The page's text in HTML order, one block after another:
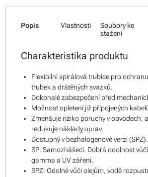
Popis Vlastnosti
Soubory ke
stažení
Charakteristika produktu
Flexibilní spirálová trubice pro
trubek a drátěných svazků.
Dokonalé zabezpečení před
Možnost opletení již připojených
Zmenšuje riziko poruchy v obvodech,
redukuje náklady oprav.
Dostupný v bezhalogenové verzi (SPZ).
SP: Samozhášecí. Dobrá odolnost
gamma a UV záření.
SPZ: Odolné vůči olejům, vodě